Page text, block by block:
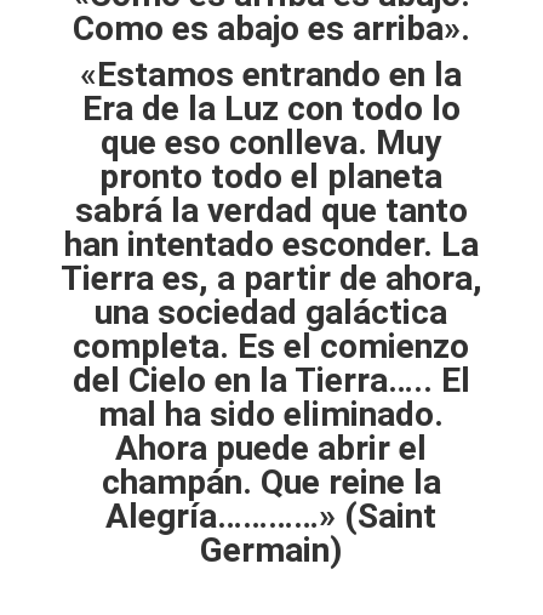
Como es abajo es arriba».
«Estamos entrando en la
Era de la Luz con todo lo
que eso conlleva. Muy
pronto todo el planeta
sabrá la verdad que tanto
han intentado esconder. La
Tierra es, a partir de ahora,
una sociedad galáctica
completa. Es el comienzo
del Cielo en la Tierra….. El
mal ha sido eliminado.
Ahora puede abrir el
champán. Que reine la
Alegría…………» (Saint
Germain)